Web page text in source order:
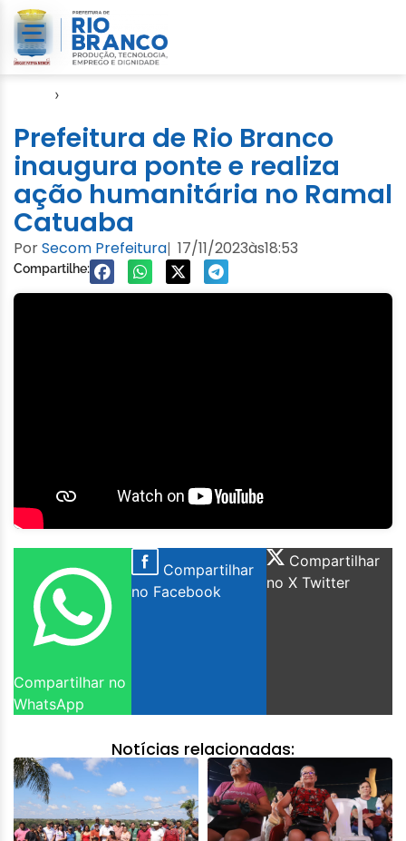
›
Prefeitura de Rio Branco
inaugura ponte e realiza
ação humanitária no Ramal
Catuaba
PorSecom Prefeitura| 17/11/2023às18:53
Compartilhe:
Compartilhar no
WhatsApp
Compartilhar
no Facebook
Compartilhar
no X Twitter
Notícias relacionadas: